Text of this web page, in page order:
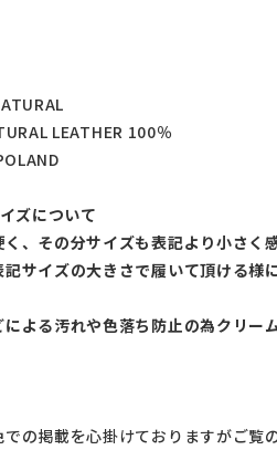
LEATHER 100％
ズについて
、その分サイズも表記より小さく
サイズの大きさで履いて頂ける様
よる汚れや色落ち防止の為クリー
の掲載を心掛けておりますがご覧